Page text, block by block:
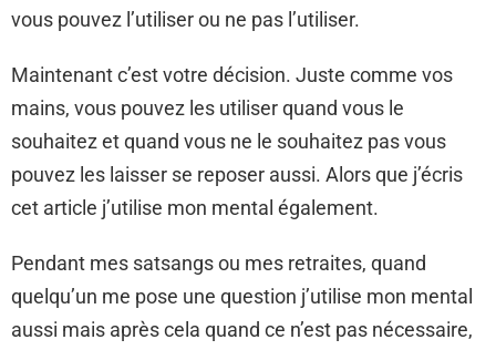
vous pouvez l’utiliser ou ne pas l’utiliser.
Maintenant c’est votre décision. Juste comme vos
mains, vous pouvez les utiliser quand vous le
souhaitez et quand vous ne le souhaitez pas vous
pouvez les laisser se reposer aussi. Alors que j’écris
cet article j’utilise mon mental également.
Pendant mes satsangs ou mes retraites, quand
quelqu’un me pose une question j’utilise mon mental
aussi mais après cela quand ce n’est pas nécessaire,